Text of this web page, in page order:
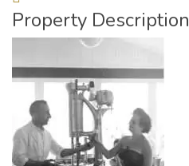
Property Description